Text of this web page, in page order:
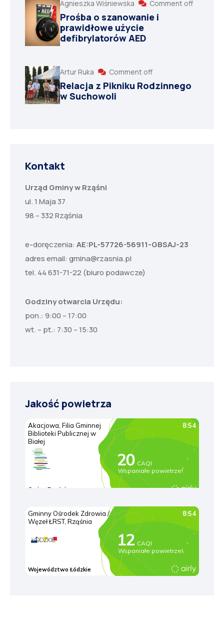
Agnieszka Wiśniewska Comment off
Prośba o szanowanie i
prawidłowe użycie
defibrylatorów AED
Artur Ruka Comment off
Relacja z Pikniku Rodzinnego
w Suchowoli
Kontakt
Urząd Gminy w Rząśni
ul. 1 Maja 37
98 – 332 Rząśnia
e-doręczenia: AE:PL-57726-56911-GBSAJ-23
adres email: gmina@rzasnia.pl
tel. 44 631-71-22 (biuro podawcze)
Godziny otwarcia Urzędu:
pon.: 9:00 – 17:00
wt. – pt.: 7:30 – 15:30
Jakość powietrza